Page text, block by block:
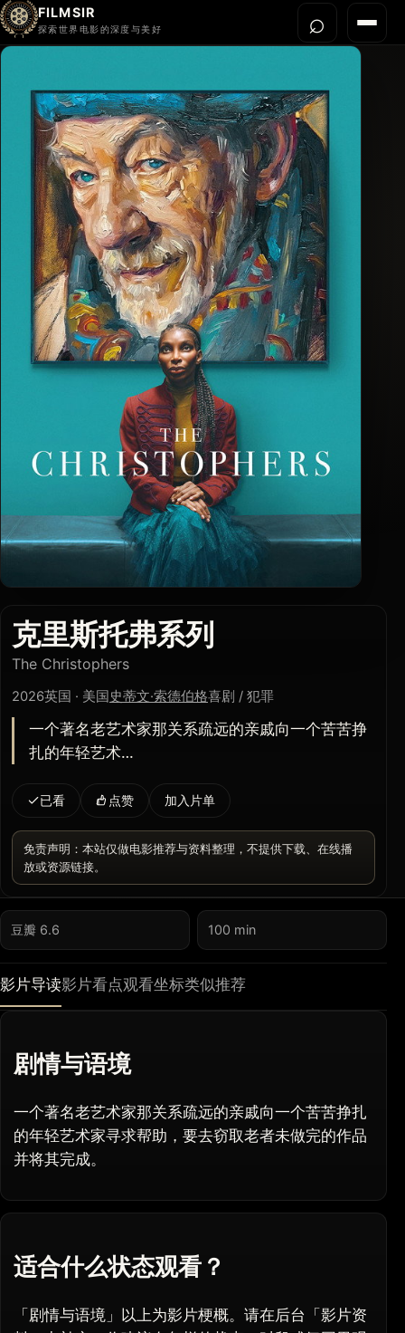
FILMSIR
探索世界电影的深度与美好 菜单
今晚看什么
世界电影节
导演宇宙
影片库
影评与解读
关于我们
⌕打开
克里斯托弗系列
The Christophers
2026英国 · 美国史蒂文·索德伯格喜剧 / 犯罪
一个著名老艺术家那关系疏远的亲戚向一个苦苦挣
扎的年轻艺术…
已看 点赞 加入片单
免责声明：本站仅做电影推荐与资料整理，不提供下载、在线播
放或资源链接。
豆瓣 6.6 100 min
影片导读影片看点观看坐标类似推荐
剧情与语境
一个著名老艺术家那关系疏远的亲戚向一个苦苦挣扎
的年轻艺术家寻求帮助，要去窃取老者未做完的作品
并将其完成。
适合什么状态观看？
「剧情与语境」以上为影片梗概。请在后台「影片资